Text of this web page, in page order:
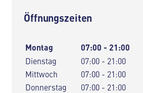
Öffnungszeiten
Montag 07:00 - 21:00
Dienstag
07:00 - 21:00
Mittwoch
07:00 - 21:00
Donnerstag
07:00 - 21:00